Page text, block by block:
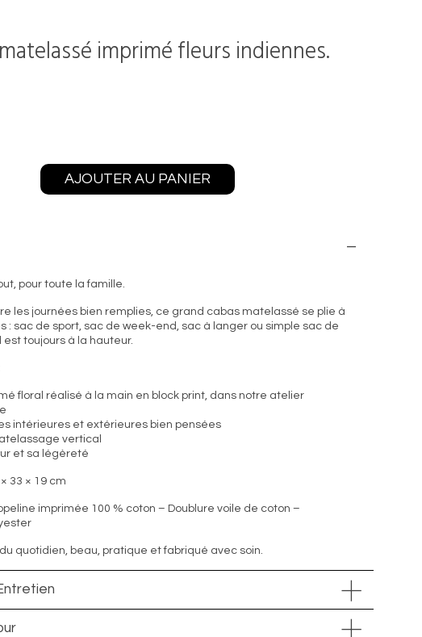
imprimé fleurs indiennes.
AJOUTER AU PANIER
pour toute la famille.
les journées bien remplies, ce grand cabas matelassé se plie à
: sac de sport, sac de week-end, sac à langer ou simple sac de
est toujours à la hauteur.
floral réalisé à la main en block print, dans notre atelier
intérieures et extérieures bien pensées
vertical
et sa légèreté
33 × 19 cm
imprimée 100 % coton – Doublure voile de coton –
quotidien, beau, pratique et fabriqué avec soin.